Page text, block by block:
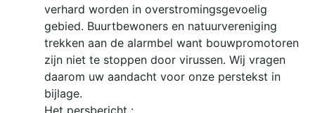
verhard worden in overstromingsgevoelig
gebied. Buurtbewoners en natuurvereniging
trekken aan de alarmbel want bouwpromotoren
zijn niet te stoppen door virussen. Wij vragen
daarom uw aandacht voor onze perstekst in
bijlage.
Het persbericht :